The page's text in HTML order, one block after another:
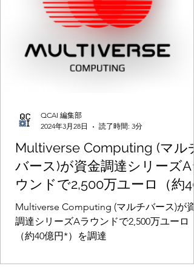
Multiverse Computing (マルチ
バース)が資金調達シリーズA
ウンドで2,500万ユーロ（約40
億円*）を調達
Multiverse Computing (マルチバース)が資
調達シリーズAラウンドで2,500万ユーロ
（約40億円*）を調達
QCAI 編集部
2024年3月28日
読了時間: 3分